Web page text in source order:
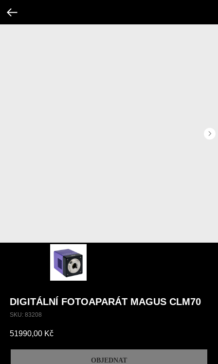
DIGITÁLNÍ FOTOAPARÁT MAGUS CLM70
SKU: 83208
51990,00 Kč
OBJEDNAT